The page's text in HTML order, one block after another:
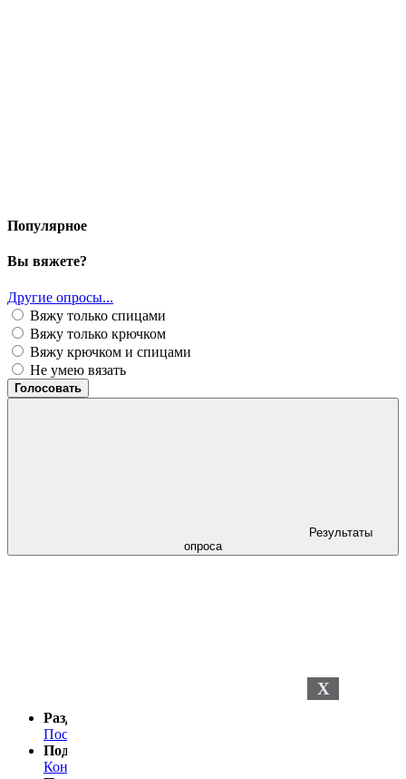
X
Популярное
Вы вяжете?
Другие опросы...
Вяжу только спицами
Вяжу только крючком
Вяжу крючком и спицами
Не умею вязать
Голосовать
Результаты
опроса
Разделы сайта
Последние новости
Поддержка
Контакты